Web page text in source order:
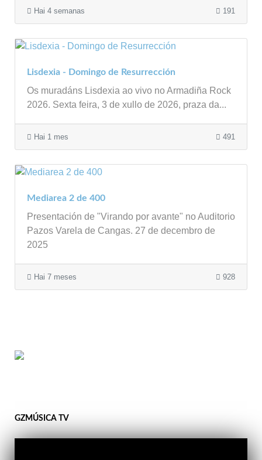
Hai 4 semanas 191
Lisdexia - Domingo de Resurrección
Os muradáns Lisdexia ao vivo no Armadiña Rock
2026. Sexta feira, 3 de xullo de 2026, praza da...
Hai 1 mes 491
Mediarea 2 de 400
Presentación de "Virando por avante" no Auditorio
Pazos Varela de Cangas. 27 de decembro de
2025
Hai 7 meses 928
GZMÚSICA TV